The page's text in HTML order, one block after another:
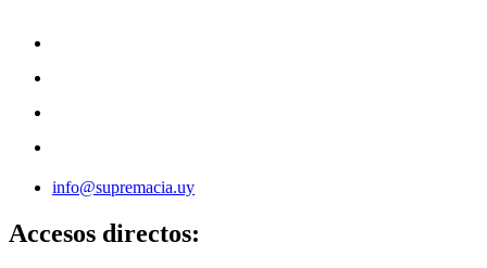
info@supremacia.uy
Accesos directos: